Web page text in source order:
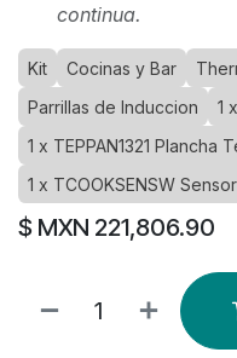
continua.
Kit Cocinas y Bar
Parrillas de Induccion
1
1 x TEPPAN1321 Plancha
1 x TCOOKSENSW
$ MXN 221,806.90